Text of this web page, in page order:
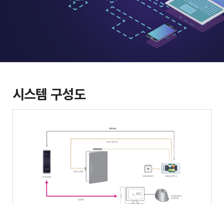
시스템 구성도